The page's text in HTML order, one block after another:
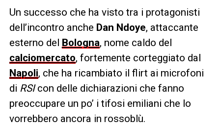
Un successo che ha visto tra i protagonisti
dell’incontro anche Dan Ndoye, attaccante
esterno del Bologna, nome caldo del
calciomercato, fortemente corteggiato dal
Napoli, che ha ricambiato il flirt ai microfoni
di RSIcon delle dichiarazioni che fanno
preoccupare un po’ i tifosi emiliani che lo
vorrebbero ancora in rossoblù.